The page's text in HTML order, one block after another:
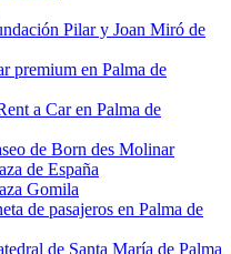
Pilar y Joan Miró de
premium en Palma de
a Car en Palma de
de Born des Molinar
de España
Gomila
de pasajeros en Palma de
de Santa María de Palma